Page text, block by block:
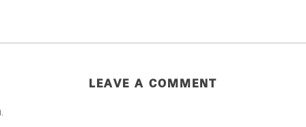
LEAVE A COMMENT